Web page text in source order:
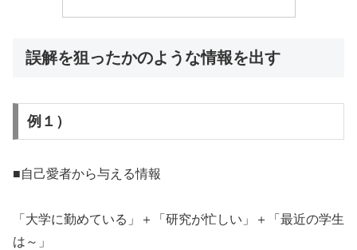
誤解を狙ったかのような情報を出す
例１）
■自己愛者から与える情報
「大学に勤めている」＋「研究が忙しい」＋「最近の学生
は～」